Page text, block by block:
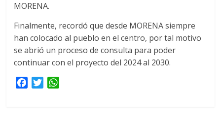
MORENA.
Finalmente, recordó que desde MORENA siempre
han colocado al pueblo en el centro, por tal motivo
se abrió un proceso de consulta para poder
continuar con el proyecto del 2024 al 2030.
T